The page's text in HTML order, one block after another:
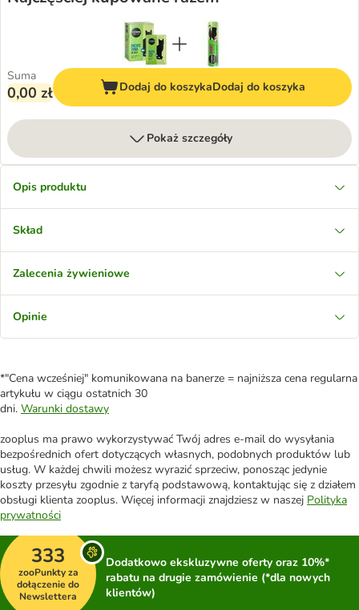
Suma
0,00 zł Dodaj do koszykaDodaj do koszyka
Pokaż szczegóły
Opis produktu
Skład
Zalecenia żywieniowe
Opinie
*"Cena wcześniej" komunikowana na banerze = najniższa cena regularna
artykułu w ciągu ostatnich 30
dni. Warunki dostawy
zooplus ma prawo wykorzystywać Twój adres e-mail do wysyłania
bezpośrednich ofert dotyczących własnych, podobnych produktów lub
usług. W każdej chwili możesz wyrazić sprzeciw, ponosząc jedynie
koszty przesyłu zgodnie z taryfą podstawową, kontaktując się z działem
obsługi klienta zooplus. Więcej informacji znajdziesz w naszej Polityka
prywatności
333
zooPunkty za
dołączenie do
Newslettera
Dodatkowo ekskluzywne oferty oraz 10%*
rabatu na drugie zamówienie (*dla nowych
klientów)